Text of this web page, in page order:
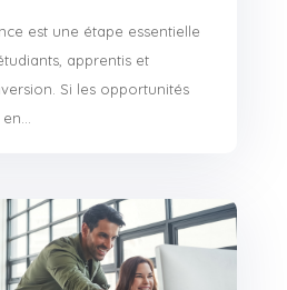
est une étape essentielle
apprentis et
Si les opportunités